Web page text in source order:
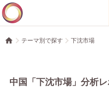
テーマ別で探す 下沈市場
中国「下沈市場」分析レ